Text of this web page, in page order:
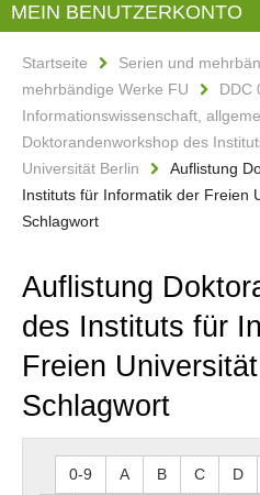
MEIN BENUTZERKONTO
Startseite Serien und
mehrbändige Werke FU
DDC
Informationswissenschaft,
Doktorandenworkshop des
Universität Berlin
Auflistung
Instituts für Informatik der Freien
Schlagwort
Auflistung
des Instituts für
Freien
Schlagwort
0-9 A B C D